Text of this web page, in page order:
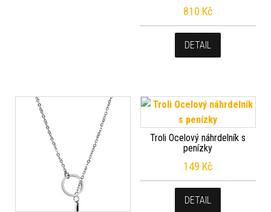
810 Kč
DETAIL
Troli Ocelový náhrdelník s
penízky
149 Kč
DETAIL